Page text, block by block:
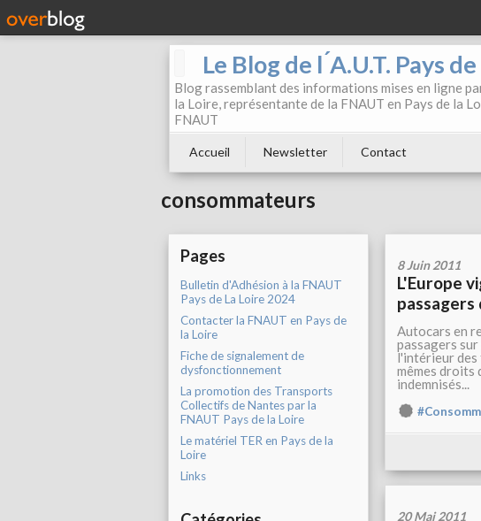
Le Blog de l ́A.U.T. Pays
Blog rassemblant des informations mises en ligne
la Loire, représentante de la FNAUT en Pays de la
FNAUT
Accueil Newsletter Contact
consommateurs
Pages
Bulletin d'Adhésion à la FNAUT
Pays de La Loire 2024
Contacter la FNAUT en Pays de
la Loire
Fiche de signalement de
dysfonctionnement
La promotion des Transports
Collectifs de Nantes par la
FNAUT Pays de la Loire
Le matériel TER en Pays de la
Loire
Links
8 Juin 2011
L'Europe
Autocars en
passagers
l'intérieur des
mêmes droits
indemnisés...
20 Mai 2011